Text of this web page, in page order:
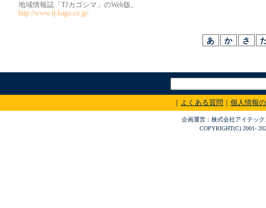
地域情報誌「TJカゴシマ」のWeb版。
http://www.tj-kago.co.jp/
よくある質問 個人情報
企画運営：株式会社アイテッ
COPYRIGHT(C) 2001-